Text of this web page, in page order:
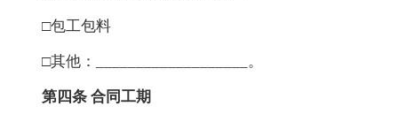
□包工包料
□其他：___________________。
第四条 合同工期